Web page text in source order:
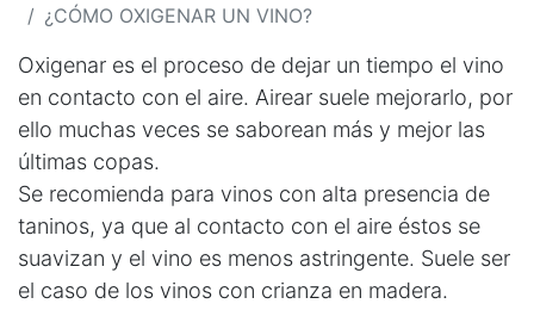
¿CÓMO OXIGENAR UN VINO?
Oxigenar es el proceso de dejar un tiempo el vino
en contacto con el aire. Airear suele mejorarlo, por
ello muchas veces se saborean más y mejor las
últimas copas.
Se recomienda para vinos con alta presencia de
taninos, ya que al contacto con el aire éstos se
suavizan y el vino es menos astringente. Suele ser
el caso de los vinos con crianza en madera.